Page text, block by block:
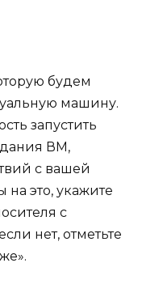
будем
машину.
запустить
ВМ,
с вашей
на это, укажите
с
нет, отметьте